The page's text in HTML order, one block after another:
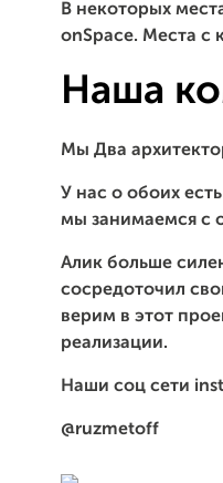
В некоторых
onSpace. Места с
Наша
Мы Два
У нас о обоих
мы занимаемся с
Алик больше
сосредоточил
верим в этот
реализации.
Наши соц сети
@ruzmetoff